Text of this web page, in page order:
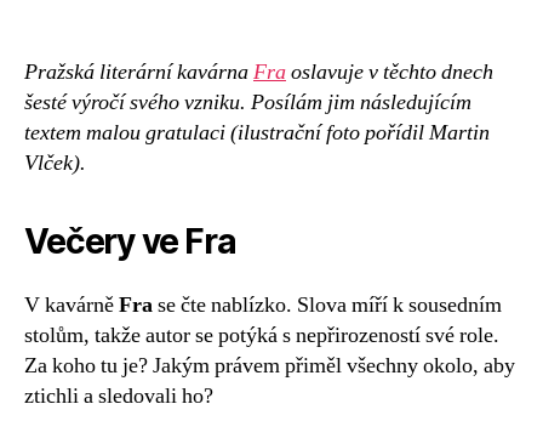
Pražská literární kavárnaFraoslavuje v těchto dnech
šesté výročí svého vzniku. Posílám jim následujícím
textem malou gratulaci (ilustrační foto pořídil Martin
Vlček).
Večery ve Fra
V kavárněFrase čte nablízko. Slova míří k sousedním
stolům, takže autor se potýká s nepřirozeností své role.
Za koho tu je? Jakým právem přiměl všechny okolo, aby
ztichli a sledovali ho?